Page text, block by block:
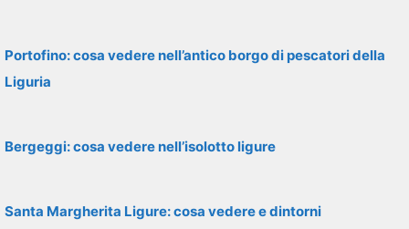
Portofino: cosa vedere nell’antico borgo di pescatori della
Liguria
Bergeggi: cosa vedere nell’isolotto ligure
Santa Margherita Ligure: cosa vedere e dintorni